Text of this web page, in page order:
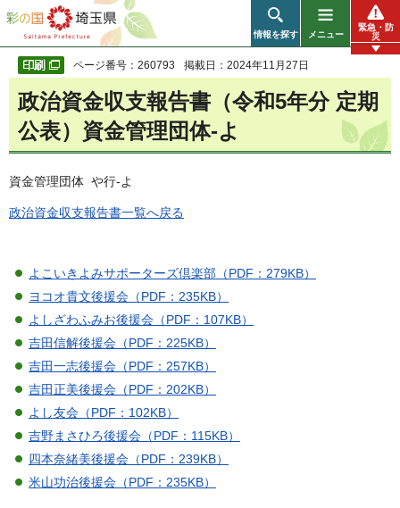
彩の国 埼玉県
情報を探す メニュー
緊急・防
災
ページ番号：260793 掲載日：2024年11月27日
政治資金収支報告書（令和5年分 定期
公表）資金管理団体-よ
資金管理団体 や行-よ
政治資金収支報告書一覧へ戻る
よこいきよみサポーターズ倶楽部（PDF：279KB）
ヨコオ貴文後援会（PDF：235KB）
よしざわふみお後援会（PDF：107KB）
吉田信解後援会（PDF：225KB）
吉田一志後援会（PDF：257KB）
吉田正美後援会（PDF：202KB）
よし友会（PDF：102KB）
吉野まさひろ後援会（PDF：115KB）
四本奈緒美後援会（PDF：239KB）
米山功治後援会（PDF：235KB）